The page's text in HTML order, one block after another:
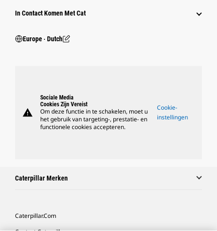
In Contact Komen Met Cat
Europe ‧ Dutch
warning
Sociale Media
Cookies Zijn Vereist
Om deze functie in te schakelen, moet u
het gebruik van targeting-, prestatie- en
functionele cookies accepteren.
Cookie-
instellingen
Caterpillar Merken
Caterpillar.com